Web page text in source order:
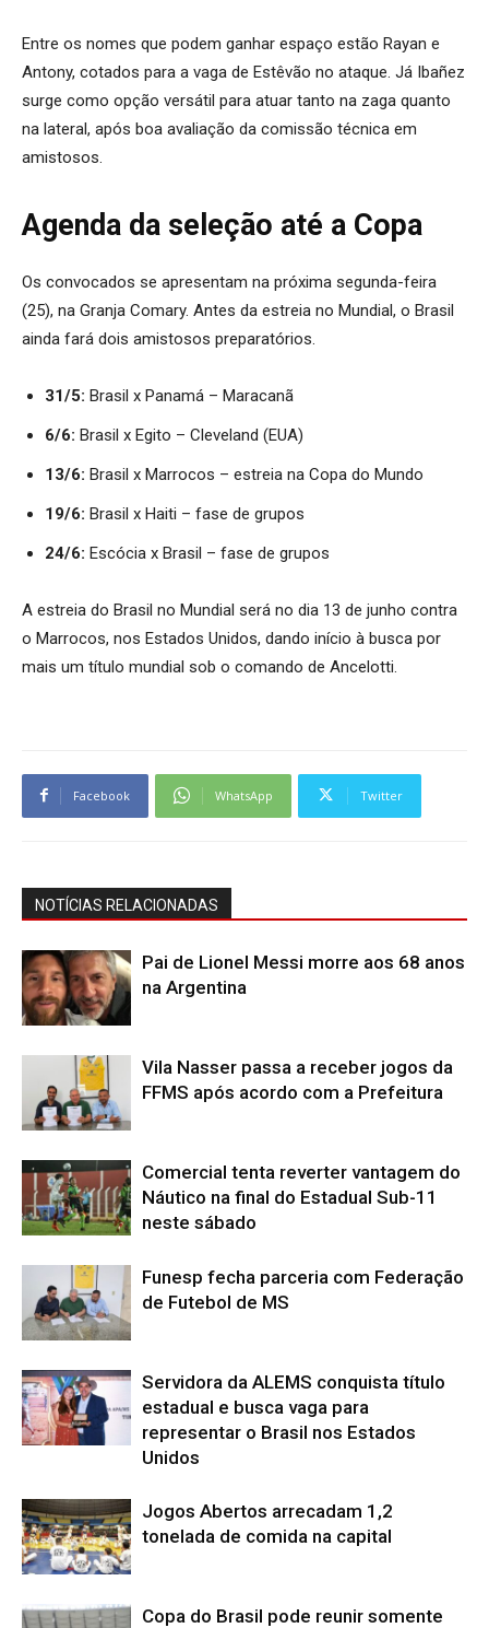
Entre os nomes que podem ganhar espaço estão Rayan e
Antony, cotados para a vaga de Estêvão no ataque. Já Ibañez
surge como opção versátil para atuar tanto na zaga quanto
na lateral, após boa avaliação da comissão técnica em
amistosos.
Agenda da seleção até a Copa
Os convocados se apresentam na próxima segunda-feira
(25), na Granja Comary. Antes da estreia no Mundial, o Brasil
ainda fará dois amistosos preparatórios.
31/5: Brasil x Panamá – Maracanã
6/6: Brasil x Egito – Cleveland (EUA)
13/6: Brasil x Marrocos – estreia na Copa do Mundo
19/6: Brasil x Haiti – fase de grupos
24/6: Escócia x Brasil – fase de grupos
A estreia do Brasil no Mundial será no dia 13 de junho contra
o Marrocos, nos Estados Unidos, dando início à busca por
mais um título mundial sob o comando de Ancelotti.
Facebook WhatsApp Twitter
NOTÍCIAS RELACIONADAS
Pai de Lionel Messi morre aos 68 anos
na Argentina
Vila Nasser passa a receber jogos da
FFMS após acordo com a Prefeitura
Comercial tenta reverter vantagem do
Náutico na final do Estadual Sub-11
neste sábado
Funesp fecha parceria com Federação
de Futebol de MS
Servidora da ALEMS conquista título
estadual e busca vaga para
representar o Brasil nos Estados
Unidos
Jogos Abertos arrecadam 1,2
tonelada de comida na capital
Copa do Brasil pode reunir somente